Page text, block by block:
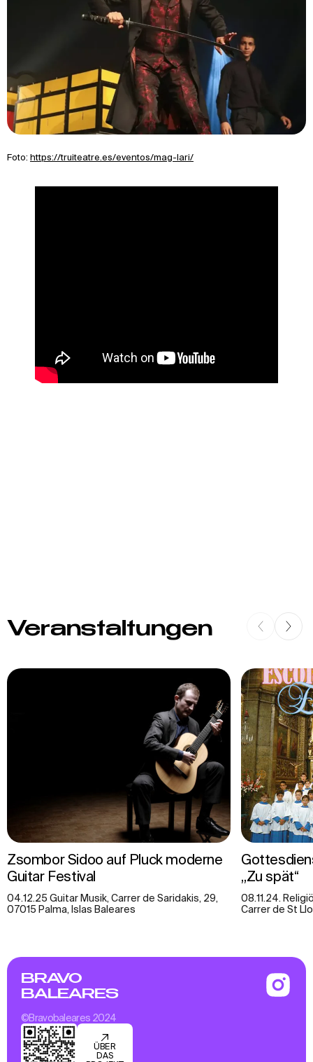
Foto: https://truiteatre.es/eventos/mag-lari/
Veranstaltungen
Zsombor Sidoo auf Pluck moderne
Guitar Festival
04.12.25 Guitar Musik, Carrer de Saridakis, 29,
07015 Palma, Islas Baleares
„Zu spät“
08.11.24.
Carrer de St
BRAVO
BALEARES
©Bravobaleares 2024
ÜBER
DAS